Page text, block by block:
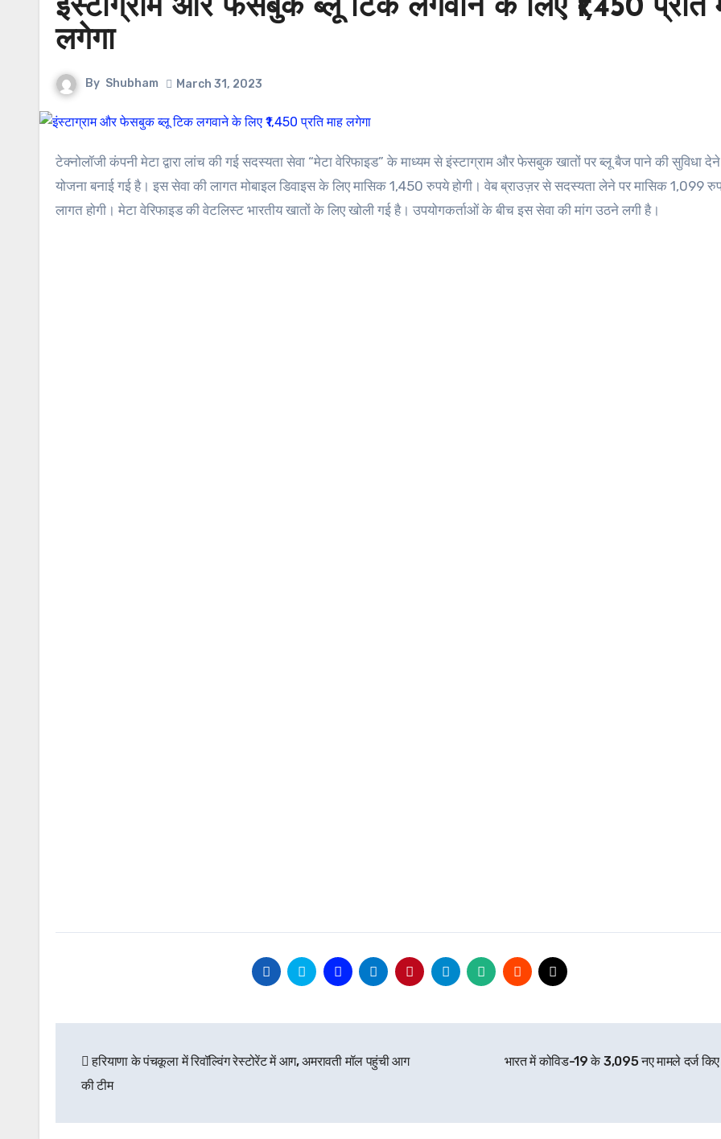
इंस्टाग्राम और फेसबुक ब्लू टिक लगवाने के लिए ₹1,450 प्रति
लगेगा
By Shubham March 31, 2023
टेक्नोलॉजी कंपनी मेटा द्वारा लांच की गई सदस्यता सेवा “मेटा वेरिफाइड” के माध्यम से इंस्टाग्राम और फेसबुक खातों पर ब्लू बैज पाने की सुविधा देने की
योजना बनाई गई है। इस सेवा की लागत मोबाइल डिवाइस के लिए मासिक 1,450 रुपये होगी। वेब ब्राउज़र से सदस्यता लेने पर मासिक 1,099
लागत होगी। मेटा वेरिफाइड की वेटलिस्ट भारतीय खातों के लिए खोली गई है। उपयोगकर्ताओं के बीच इस सेवा की मांग उठने लगी है।
navigation
हरियाणा के पंचकूला में रिवॉल्विंग रेस्टोरेंट में आग, अमरावती मॉल पहुंची आग
की टीम
भारत में कोविड-19 के 3,095 नए मामले दर्ज किए